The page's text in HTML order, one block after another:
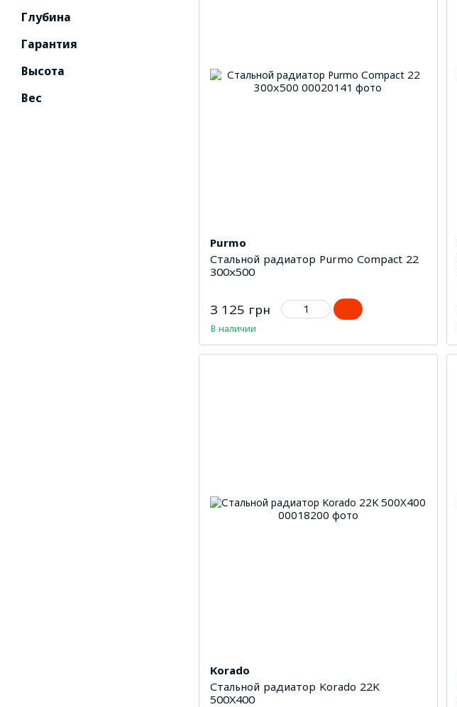
Purmo
Стальной радиатор Purmo Compact 22
300х500
3 125 грн
В наличии
Korado
Стальной радиатор Korado 22K
500Х400
Глубина
Гарантия
Высота
Вес